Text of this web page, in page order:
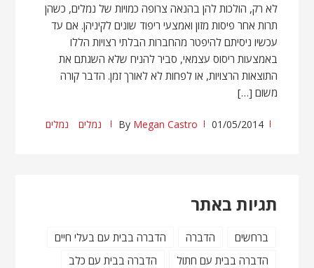
לא רק, הולכות להן בהנאה צרופה כמויות של נמלים, כשהן
תרות אחר פיסות מזון ואמצעי ריפוד שונים לקיניהן. אם עד
עכשיו ניסיתם להיפטר מהחברות הבלתי רצויות הללו
באמצעות ריסוס עצמאי, סביר להניח שלא השגתם את
התוצאות הרצויות, או לפחות לא לאורך זמן. הדבר קורה
משום […]
01/05/2014
By Megan Castro נמלים נמלים
תגיות באתר
ברחשים הדברה
הדברה בבית עם בעלי חיים
הדברה בבית עם חתול
הדברה בבית עם כלב